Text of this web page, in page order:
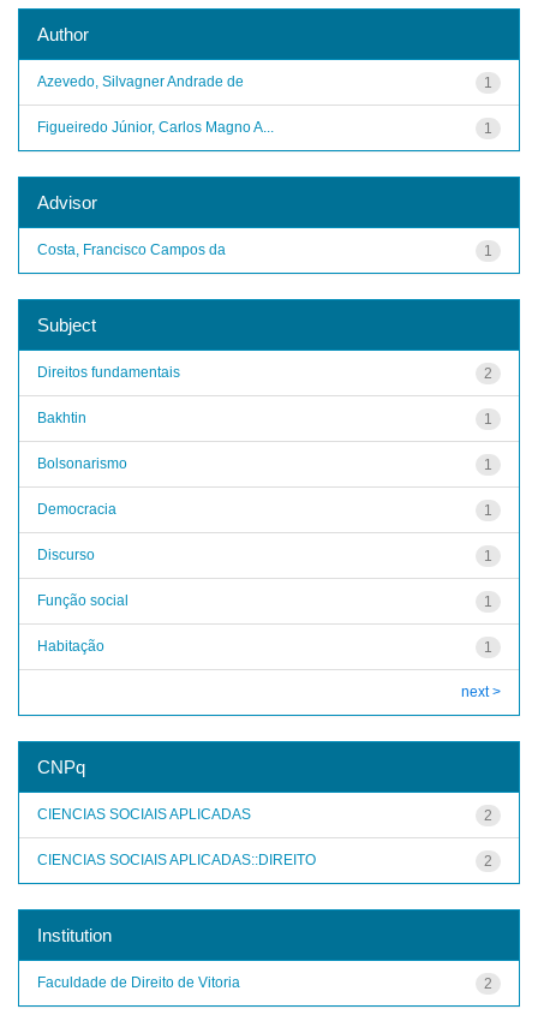
Author
1
Azevedo, Silvagner Andrade de
1
Figueiredo Júnior, Carlos Magno A...
Advisor
1
Costa, Francisco Campos da
Subject
2
Direitos fundamentais
1
Bakhtin
1
Bolsonarismo
1
Democracia
1
Discurso
1
Função social
1
Habitação
next >
CNPq
2
CIENCIAS SOCIAIS APLICADAS
2
CIENCIAS SOCIAIS APLICADAS::DIREITO
Institution
2
Faculdade de Direito de Vitoria